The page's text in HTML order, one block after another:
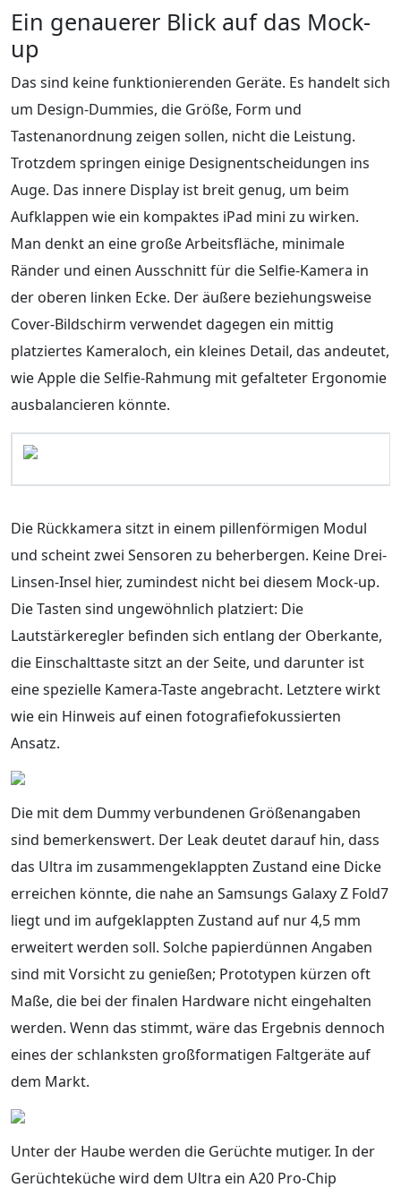
Ein genauerer Blick auf das Mock-
up
Das sind keine funktionierenden Geräte. Es handelt sich
um Design-Dummies, die Größe, Form und
Tastenanordnung zeigen sollen, nicht die Leistung.
Trotzdem springen einige Designentscheidungen ins
Auge. Das innere Display ist breit genug, um beim
Aufklappen wie ein kompaktes iPad mini zu wirken.
Man denkt an eine große Arbeitsfläche, minimale
Ränder und einen Ausschnitt für die Selfie-Kamera in
der oberen linken Ecke. Der äußere beziehungsweise
Cover-Bildschirm verwendet dagegen ein mittig
platziertes Kameraloch, ein kleines Detail, das andeutet,
wie Apple die Selfie-Rahmung mit gefalteter Ergonomie
ausbalancieren könnte.
Die Rückkamera sitzt in einem pillenförmigen Modul
und scheint zwei Sensoren zu beherbergen. Keine Drei-
Linsen-Insel hier, zumindest nicht bei diesem Mock-up.
Die Tasten sind ungewöhnlich platziert: Die
Lautstärkeregler befinden sich entlang der Oberkante,
die Einschalttaste sitzt an der Seite, und darunter ist
eine spezielle Kamera-Taste angebracht. Letztere wirkt
wie ein Hinweis auf einen fotografiefokussierten
Ansatz.
Die mit dem Dummy verbundenen Größenangaben
sind bemerkenswert. Der Leak deutet darauf hin, dass
das Ultra im zusammengeklappten Zustand eine Dicke
erreichen könnte, die nahe an Samsungs Galaxy Z Fold7
liegt und im aufgeklappten Zustand auf nur 4,5 mm
erweitert werden soll. Solche papierdünnen Angaben
sind mit Vorsicht zu genießen; Prototypen kürzen oft
Maße, die bei der finalen Hardware nicht eingehalten
werden. Wenn das stimmt, wäre das Ergebnis dennoch
eines der schlanksten großformatigen Faltgeräte auf
dem Markt.
Unter der Haube werden die Gerüchte mutiger. In der
Gerüchteküche wird dem Ultra ein A20 Pro-Chip